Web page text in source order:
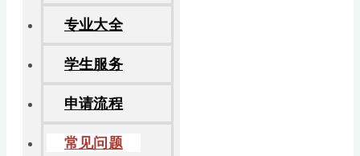
专业大全
学生服务
申请流程
常见问题